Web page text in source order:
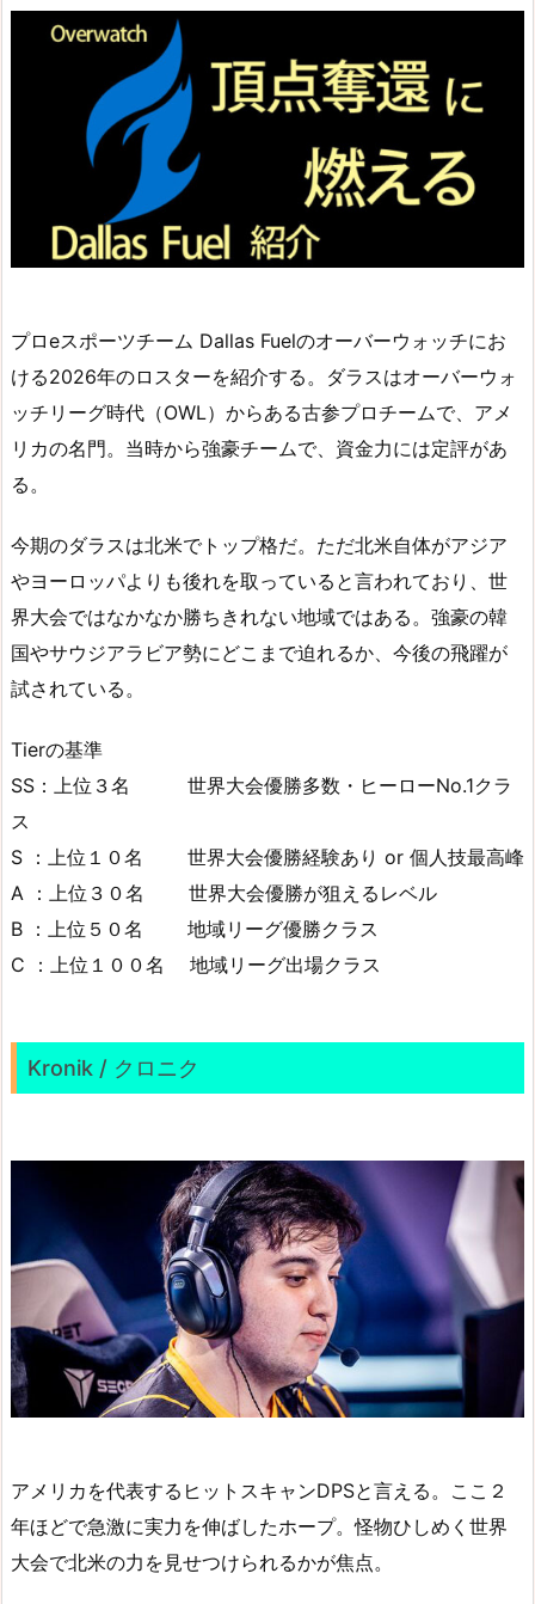
プロeスポーツチーム Dallas Fuelのオーバーウォッチにお
ける2026年のロスターを紹介する。ダラスはオーバーウォ
ッチリーグ時代（OWL）からある古参プロチームで、アメ
リカの名門。当時から強豪チームで、資金力には定評があ
る。
今期のダラスは北米でトップ格だ。ただ北米自体がアジア
やヨーロッパよりも後れを取っていると言われており、世
界大会ではなかなか勝ちきれない地域ではある。強豪の韓
国やサウジアラビア勢にどこまで迫れるか、今後の飛躍が
試されている。
Tierの基準
SS：上位３名 世界大会優勝多数・ヒーローNo.1クラ
ス
S ：上位１０名 世界大会優勝経験あり or 個人技最高峰
A ：上位３０名 世界大会優勝が狙えるレベル
B ：上位５０名 地域リーグ優勝クラス
C ：上位１００名 地域リーグ出場クラス
Kronik / クロニク
アメリカを代表するヒットスキャンDPSと言える。ここ２
年ほどで急激に実力を伸ばしたホープ。怪物ひしめく世界
大会で北米の力を見せつけられるかが焦点。